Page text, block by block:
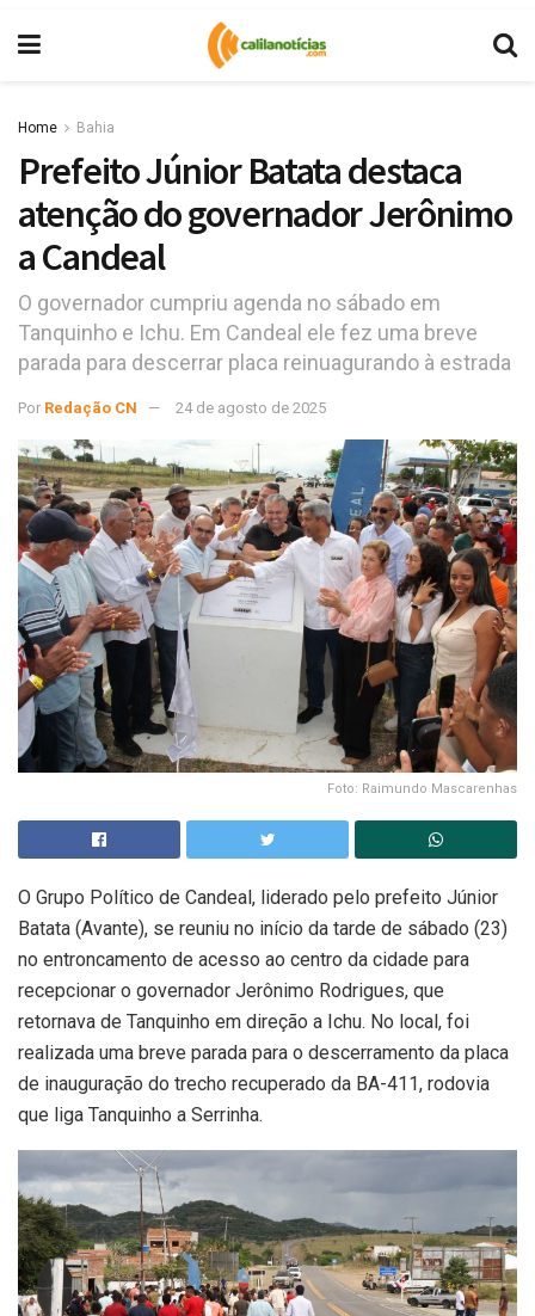
Home Bahia
Prefeito Júnior Batata destaca
atenção do governador Jerônimo
a Candeal
O governador cumpriu agenda no sábado em
Tanquinho e Ichu. Em Candeal ele fez uma breve
parada para descerrar placa reinuagurando à estrada
Por Redação CN 24 de agosto de 2025
Foto: Raimundo Mascarenhas
O Grupo Político de Candeal, liderado pelo prefeito Júnior
Batata (Avante), se reuniu no início da tarde de sábado (23)
no entroncamento de acesso ao centro da cidade para
recepcionar o governador Jerônimo Rodrigues, que
retornava de Tanquinho em direção a Ichu. No local, foi
realizada uma breve parada para o descerramento da placa
de inauguração do trecho recuperado da BA-411, rodovia
que liga Tanquinho a Serrinha.